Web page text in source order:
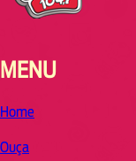
MENU
Home
Ouça